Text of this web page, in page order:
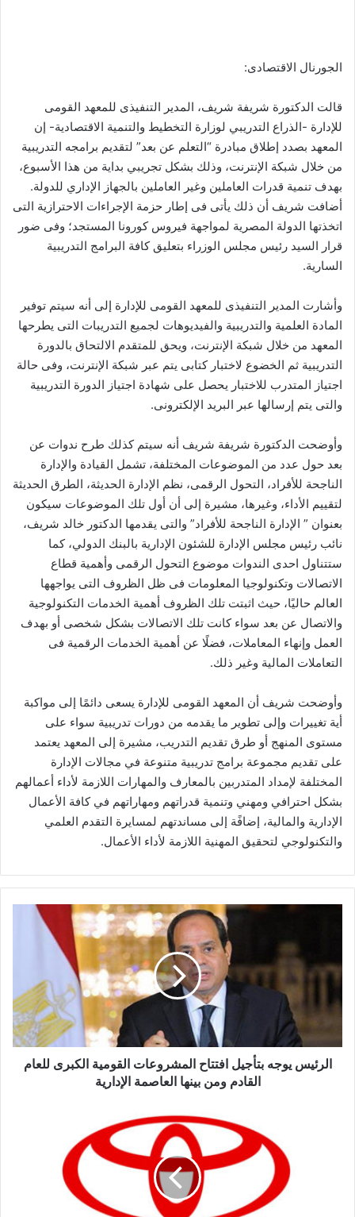
الجورنال الاقتصادى:
قالت الدكتورة شريفة شريف، المدير التنفيذى للمعهد القومى
للإدارة -الذراع التدريبي لوزارة التخطيط والتنمية الاقتصادية- إن
المعهد بصدد إطلاق مبادرة “التعلم عن بعد” لتقديم برامجه التدريبية
من خلال شبكة الإنترنت، وذلك بشكل تجريبي بداية من هذا الأسبوع،
بهدف تنمية قدرات العاملين وغير العاملين بالجهاز الإداري للدولة.
أضافت شريف أن ذلك يأتى فى إطار حزمة الإجراءات الاحترازية التى
اتخذتها الدولة المصرية لمواجهة فيروس كورونا المستجد؛ وفى ضور
قرار السيد رئيس مجلس الوزراء بتعليق كافة البرامج التدريبية
السارية.
وأشارت المدير التنفيذى للمعهد القومى للإدارة إلى أنه سيتم توفير
المادة العلمية والتدريبية والفيديوهات لجميع التدريبات التى يطرحها
المعهد من خلال شبكة الإنترنت، ويحق للمتقدم الالتحاق بالدورة
التدريبية ثم الخضوع لاختبار كتابى يتم عبر شبكة الإنترنت، وفى حالة
اجتياز المتدرب للاختبار يحصل على شهادة اجتياز الدورة التدريبية
والتى يتم إرسالها عبر البريد الإلكترونى.
وأوضحت الدكتورة شريفة شريف أنه سيتم كذلك طرح ندوات عن
بعد حول عدد من الموضوعات المختلفة، تشمل القيادة والإدارة
الناجحة للأفراد، التحول الرقمى، نظم الإدارة الحديثة، الطرق الحديثة
لتقييم الأداء، وغيرها، مشيرة إلى أن أول تلك الموضوعات سيكون
بعنوان ” الإدارة الناجحة للأفراد” والتى يقدمها الدكتور خالد شريف،
نائب رئيس مجلس الإدارة للشئون الإدارية بالبنك الدولي، كما
ستتناول احدى الندوات موضوع التحول الرقمى وأهمية قطاع
الاتصالات وتكنولوجيا المعلومات فى ظل الظروف التى يواجهها
العالم حاليًا، حيث اثبتت تلك الظروف أهمية الخدمات التكنولوجية
والاتصال عن بعد سواء كانت تلك الاتصالات بشكل شخصى أو بهدف
العمل وإنهاء المعاملات، فضلًا عن أهمية الخدمات الرقمية فى
التعاملات المالية وغير ذلك.
وأوضحت شريف أن المعهد القومى للإدارة يسعى دائمًا إلى مواكبة
أية تغييرات وإلى تطوير ما يقدمه من دورات تدريبية سواء على
مستوى المنهج أو طرق تقديم التدريب، مشيرة إلى المعهد يعتمد
على تقديم مجموعة برامج تدريبية متنوعة في مجالات الإدارة
المختلفة لإمداد المتدربين بالمعارف والمهارات اللازمة لأداء أعمالهم
بشكل احترافي ومهني وتنمية قدراتهم ومهاراتهم في كافة الأعمال
الإدارية والمالية، إضافًة إلى مساندتهم لمسايرة التقدم العلمي
والتكنولوجي لتحقيق المهنية اللازمة لأداء الأعمال.
افتتاح
المشروعات
الكبرى
القادم
ومنالرئيس يوجه بتأجيل افتتاح المشروعات القومية الكبرى للعام
القادم ومن بينها العاصمة الإدارية